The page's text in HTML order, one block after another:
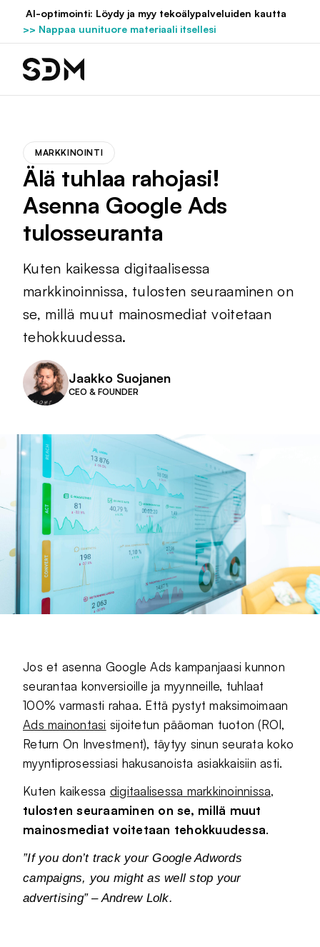
Hyppää
sisältöön
AI-optimointi: Löydy ja myy tekoälypalveluiden kautta
>> Nappaa uunituore materiaali itsellesi
MARKKINOINTI
Älä tuhlaa rahojasi!
Asenna Google Ads
tulosseuranta
Kuten kaikessa digitaalisessa
markkinoinnissa, tulosten seuraaminen on
se, millä muut mainosmediat voitetaan
tehokkuudessa.
Jaakko Suojanen
CEO & FOUNDER
Jos et asenna Google Ads kampanjaasi kunnon
seurantaa konversioille ja myynneille, tuhlaat
100% varmasti rahaa. Että pystyt maksimoimaan
Ads mainontasi sijoitetun pääoman tuoton (ROI,
Return On Investment), täytyy sinun seurata koko
myyntiprosessiasi hakusanoista asiakkaisiin asti.
Kuten kaikessa digitaalisessa markkinoinnissa,
tulosten seuraaminen on se, millä muut
mainosmediat voitetaan tehokkuudessa.
”If you don’t track your Google Adwords
campaigns, you might as well stop your
advertising” – Andrew Lolk.